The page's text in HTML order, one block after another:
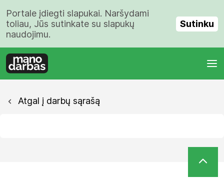
Portale įdiegti slapukai. Naršydami
toliau, Jūs sutinkate su slapukų
naudojimu.
Sutinku
Atgal į darbų sąrašą